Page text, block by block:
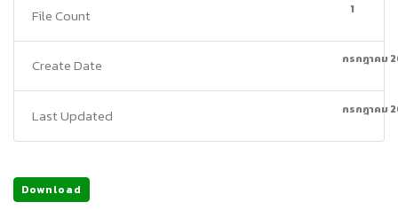
File Count 1
Create Date กรกฎาคม
Last Updated กรกฎาคม
Download